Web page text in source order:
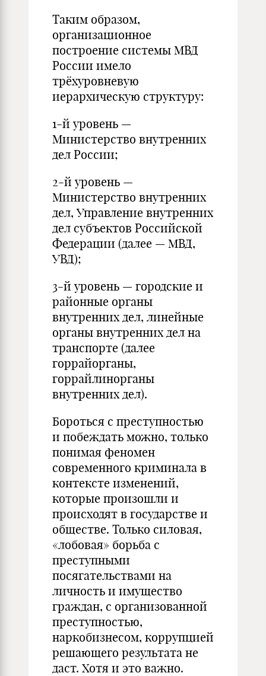
Таким образом,
организационное
построение системы МВД
России имело
трёхуровневую
иерархическую структуру:
1-й уровень —
Министерство внутренних
дел России;
2-й уровень —
Министерство внутренних
дел, Управление внутренних
дел субъектов Российской
Федерации (далее — МВД,
УВД);
3-й уровень — городские и
районные органы
внутренних дел, линейные
органы внутренних дел на
транспорте (далее
горрайорганы,
горрайлинорганы
внутренних дел).
Бороться с преступностью
и побеждать можно, только
понимая феномен
современного криминала в
контексте изменений,
которые произошли и
происходят в государстве и
обществе. Только силовая,
«лобовая» борьба с
преступными
посягательствами на
личность и имущество
граждан, с организованной
преступностью,
наркобизнесом, коррупцией
решающего результата не
даст. Хотя и это важно.